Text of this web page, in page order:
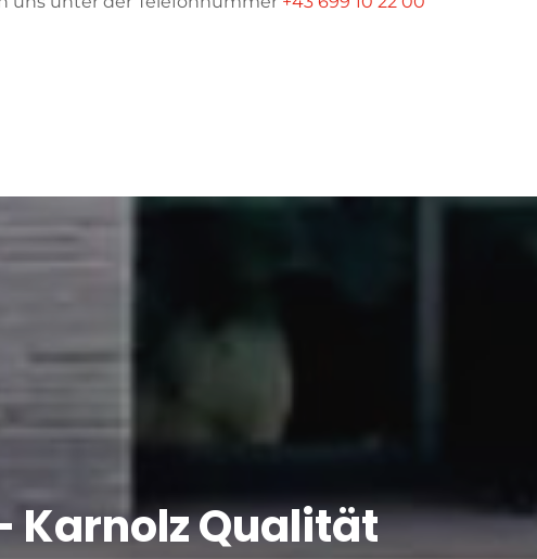
Karnolz Qualität